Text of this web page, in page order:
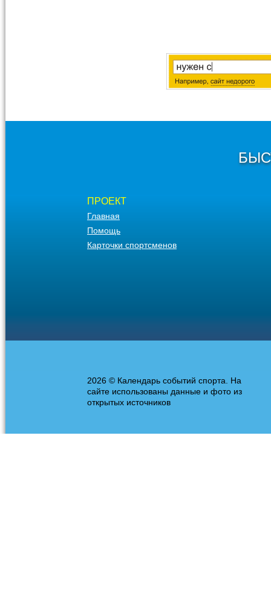
ПРОЕКТ
Главная
Помощь
Карточки спортсменов
2026 © Календарь событий спорта. На
сайте использованы данные и фото из
открытых источников